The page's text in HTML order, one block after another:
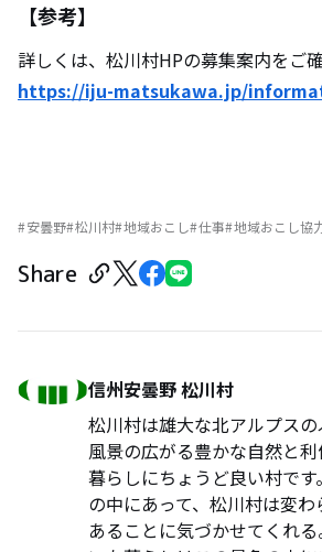
【参考】
詳しくは、松川村HPの募集案内をご
https://iju-matsukawa.jp/
安曇野 松川村 地域おこし 仕事 地域おこし協
Share
信州安曇野 松川村
松川村は雄大な北アルプス
風景の広がる豊かな自然と利
暮らしにちょうど良い村で
の中にあって、松川村は変
あることに気づかせてくれ